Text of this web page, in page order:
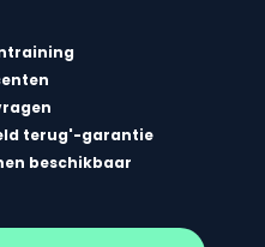
terug'-garantie
beschikbaar